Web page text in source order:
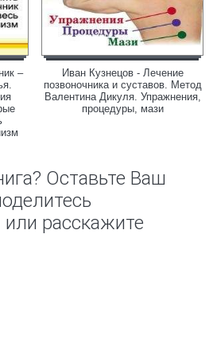
–
Иван Кузнецов - Лечение
позвоночника и суставов. Метод
Валентина Дикуля. Упражнения,
процедуры, мази
Оставьте Ваш
расскажите